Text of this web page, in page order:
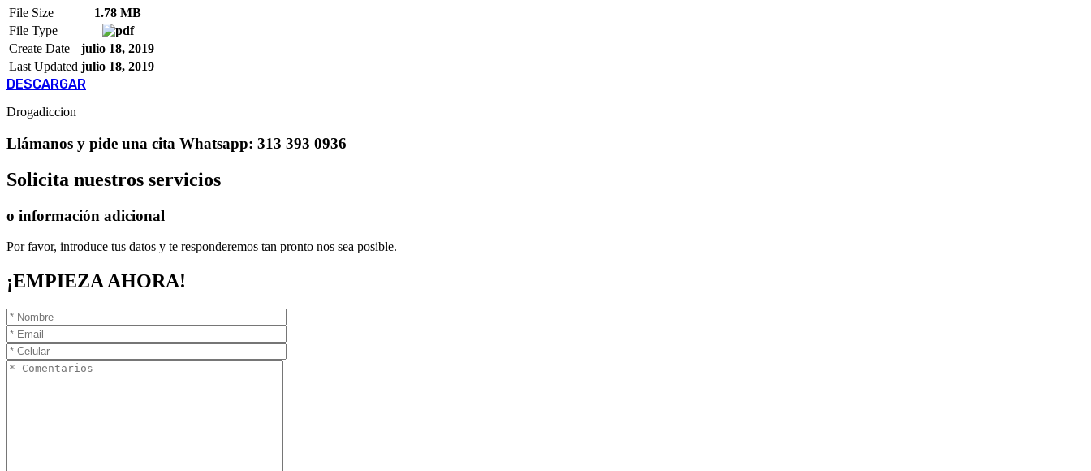
File Size
1.78 MB
File Type
Create Date
julio 18, 2019
Last Updated julio 18, 2019
DESCARGAR
Drogadiccion
Llámanos y pide una cita Whatsapp: 313 393 0936
Solicita nuestros servicios
o información adicional
Por favor, introduce tus datos y te responderemos tan pronto nos sea posible.
¡EMPIEZA AHORA!